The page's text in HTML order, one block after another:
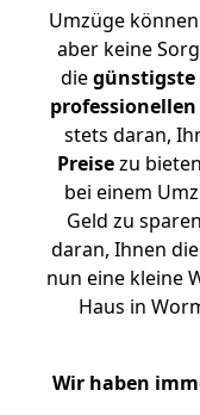
Umzüge
aber keine
diegünstigste
stets daran,
Preisezu
bei einem
Geld zu
daran, Ihnen
nun eine kleine
Haus in
Wir haben